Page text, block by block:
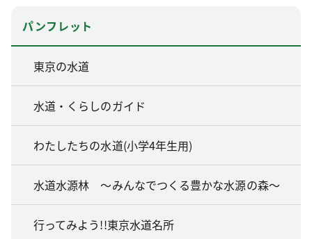
パンフレット
東京の水道
水道・くらしのガイド
わたしたちの水道(小学4年生用)
水道水源林 ～みんなでつくる豊かな水源の森～
行ってみよう!!東京水道名所